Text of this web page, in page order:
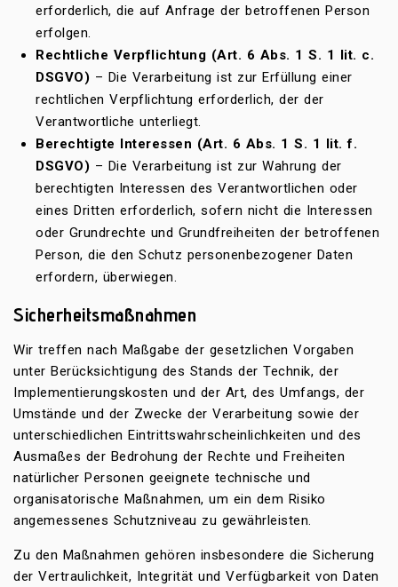
erforderlich, die auf Anfrage der betroffenen Person
erfolgen.
Rechtliche Verpflichtung (Art. 6 Abs. 1 S. 1 lit. c.
DSGVO) – Die Verarbeitung ist zur Erfüllung einer
rechtlichen Verpflichtung erforderlich, der der
Verantwortliche unterliegt.
Berechtigte Interessen (Art. 6 Abs. 1 S. 1 lit. f.
DSGVO) – Die Verarbeitung ist zur Wahrung der
berechtigten Interessen des Verantwortlichen oder
eines Dritten erforderlich, sofern nicht die Interessen
oder Grundrechte und Grundfreiheiten der betroffenen
Person, die den Schutz personenbezogener Daten
erfordern, überwiegen.
Sicherheitsmaßnahmen
Wir treffen nach Maßgabe der gesetzlichen Vorgaben
unter Berücksichtigung des Stands der Technik, der
Implementierungskosten und der Art, des Umfangs, der
Umstände und der Zwecke der Verarbeitung sowie der
unterschiedlichen Eintrittswahrscheinlichkeiten und des
Ausmaßes der Bedrohung der Rechte und Freiheiten
natürlicher Personen geeignete technische und
organisatorische Maßnahmen, um ein dem Risiko
angemessenes Schutzniveau zu gewährleisten.
Zu den Maßnahmen gehören insbesondere die Sicherung
der Vertraulichkeit, Integrität und Verfügbarkeit von Daten